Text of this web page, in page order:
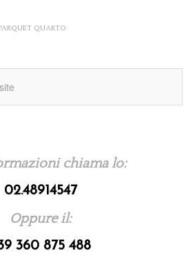
QUARTO
chiama lo:
02.48914547
Oppure il:
360 875 488